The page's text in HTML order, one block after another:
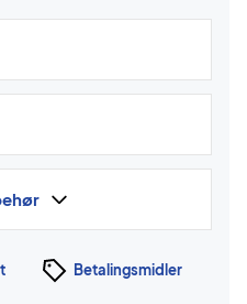
Betalingsmidler